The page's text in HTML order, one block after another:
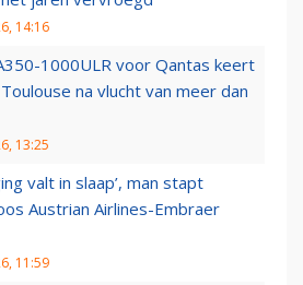
14:16
1000ULR voor Qantas keert
na vlucht van meer dan
13:25
valt in slaap’, man stapt
Austrian Airlines-Embraer
11:59